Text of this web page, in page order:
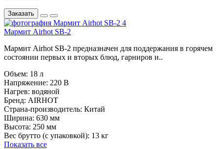
Заказать
Мармит Airhot SB-2
Мармит Airhot SB-2 предназначен для поддержания в горячем
состоянии первых и вторых блюд, гарниров и..
Объем: 18 л
Напряжение: 220 В
Нагрев: водяной
Бренд: AIRHOT
Страна-производитель: Китай
Ширина: 630 мм
Высота: 250 мм
Вес брутто (с упаковкой): 13 кг
Показать все